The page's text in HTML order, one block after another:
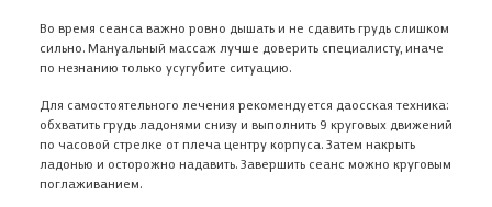
Во время сеанса важно ровно дышать и не сдавить грудь слишком
сильно. Мануальный массаж лучше доверить специалисту, иначе
по незнанию только усугубите ситуацию.
Для самостоятельного лечения рекомендуется даосская техника:
обхватить грудь ладонями снизу и выполнить 9 круговых движений
по часовой стрелке от плеча центру корпуса. Затем накрыть
ладонью и осторожно надавить. Завершить сеанс можно круговым
поглаживанием.